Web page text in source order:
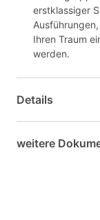
erstklassiger
Ihren Traum
werden.
Details
weitere